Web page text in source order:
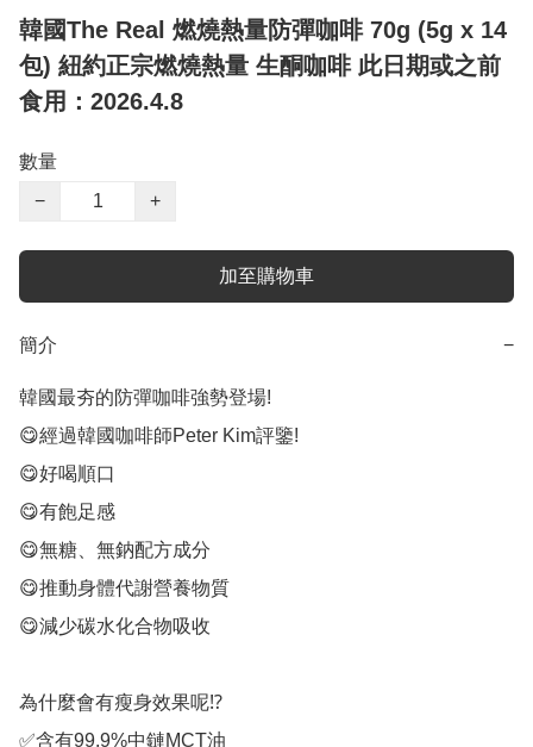
韓國The Real 燃燒熱量防彈咖啡 70g (5g x 14
包) 紐約正宗燃燒熱量 生酮咖啡 此日期或之前
食用：2026.4.8
數量
−
+
加至購物車
簡介 −
韓國最夯的防彈咖啡強勢登場!
😋經過韓國咖啡師Peter Kim評鑒!
😋好喝順口
😋有飽足感
😋無糖、無鈉配方成分
😋推動身體代謝營養物質
😋減少碳水化合物吸收
為什麼會有瘦身效果呢⁉️
✅含有99.9%中鏈MCT油